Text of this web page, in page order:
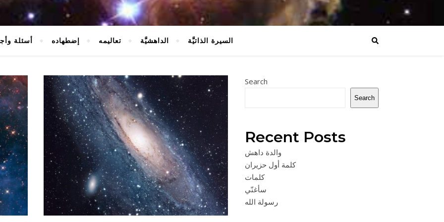
أسئلة إضطهاده تعاليمه الداهشيَّة السيرة الذاتيَّة
Search
Search
Recent Posts
والدة داهش
كلمة أول حزيران
كلمات
سأغنّي
رسولة الله